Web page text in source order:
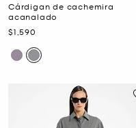
Cárdigan de cachemira
acanalado
Ahora
$1,590